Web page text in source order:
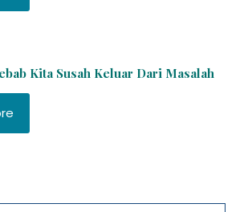
Kita Susah Keluar Dari Masalah